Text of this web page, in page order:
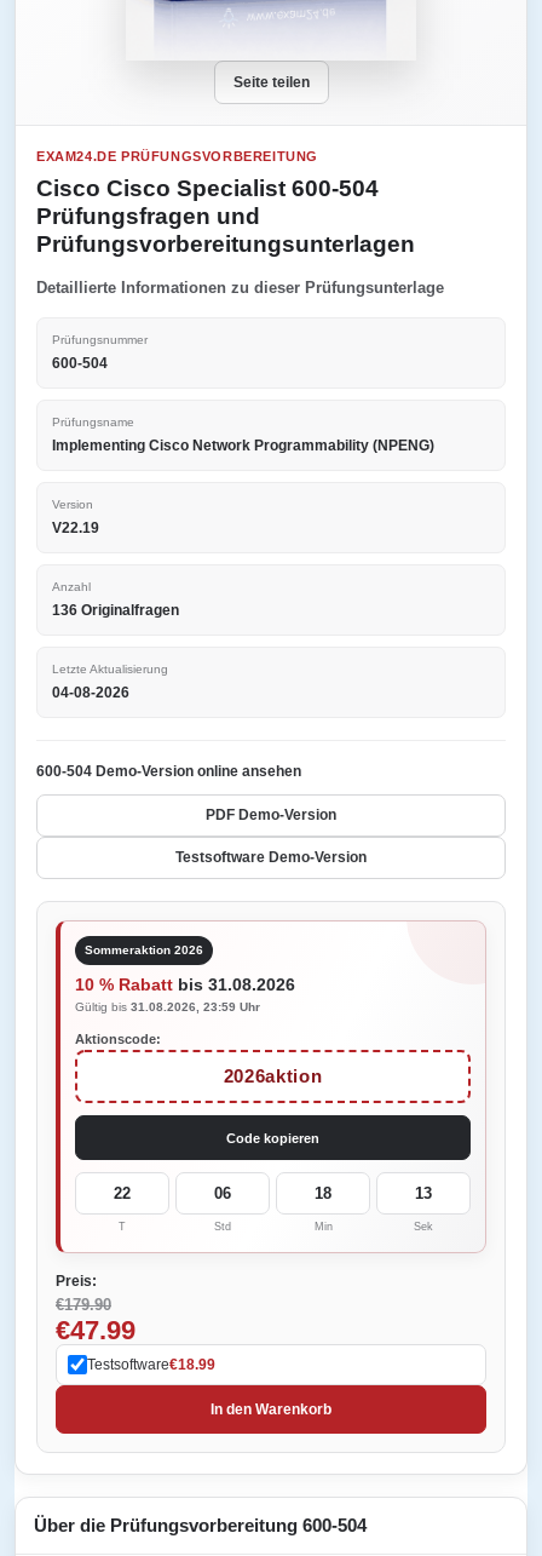
Seite teilen
EXAM24.DE PRÜFUNGSVORBEREITUNG
Cisco Cisco Specialist 600-504
Prüfungsfragen und
Prüfungsvorbereitungsunterlagen
Detaillierte Informationen zu dieser Prüfungsunterlage
Prüfungsnummer
600-504
Prüfungsname
Implementing Cisco Network Programmability (NPENG)
Version
V22.19
Anzahl
136 Originalfragen
Letzte Aktualisierung
04-08-2026
600-504 Demo-Version online ansehen
PDF Demo-Version
Testsoftware Demo-Version
Sommeraktion 2026
10 % Rabatt bis 31.08.2026
Gültig bis 31.08.2026, 23:59 Uhr
Aktionscode:
2026aktion
Code kopieren
22
T
06
Std
18
Min
13
Sek
Preis:
€179.90
€47.99
Testsoftware€18.99
In den Warenkorb
Über die Prüfungsvorbereitung 600-504